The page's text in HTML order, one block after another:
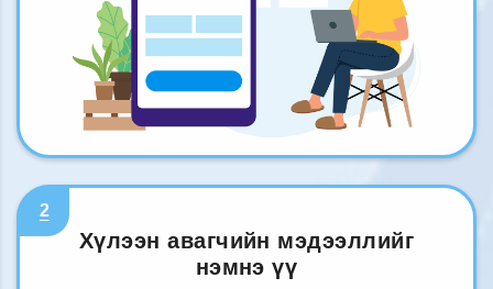
2
Хүлээн авагчийн мэдээллийг
нэмнэ үү